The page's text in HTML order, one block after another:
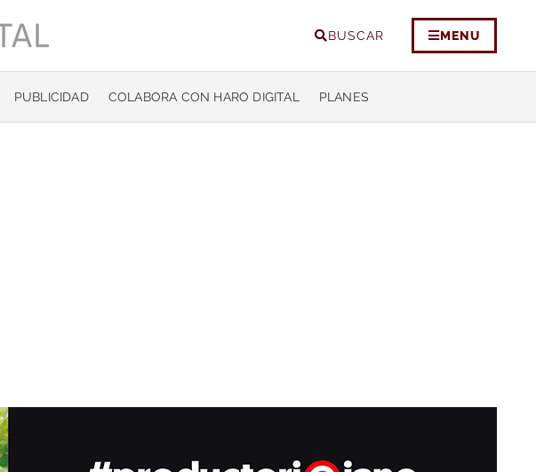
BUSCAR MENU
PUBLICIDAD COLABORA CON HARO DIGITAL PLANES